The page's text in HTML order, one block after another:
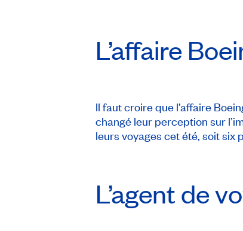
L’affaire
Il faut croire que l’affaire
changé leur perception sur
leurs voyages cet été, soit six
L’agent de